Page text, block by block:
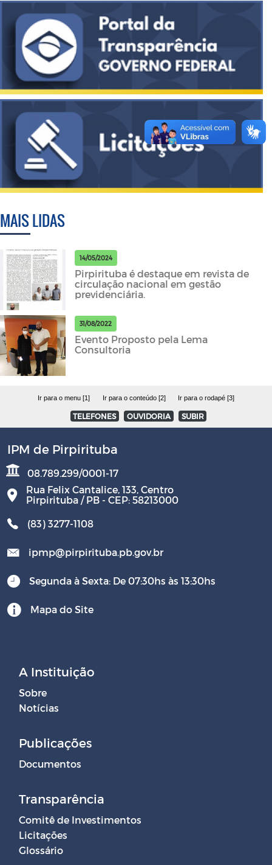
MAIS LIDAS
14/05/2024
Pirpirituba é destaque em revista de
circulação nacional em gestão
previdenciária.
31/08/2022
Evento Proposto pela Lema
Consultoria
Ir para o menu [1] Ir para o conteúdo [2] Ir para o rodapé [3]
TELEFONES OUVIDORIA SUBIR
IPM de Pirpirituba
08.789.299/0001-17
Rua Felix Cantalice, 133, Centro
Pirpirituba / PB - CEP: 58213000
(83) 3277-1108
ipmp@pirpirituba.pb.gov.br
Segunda à Sexta: De 07:30hs às 13:30hs
Mapa do Site
A Instituição
Sobre
Notícias
Publicações
Documentos
Transparência
Comitê de Investimentos
Licitações
Glossário